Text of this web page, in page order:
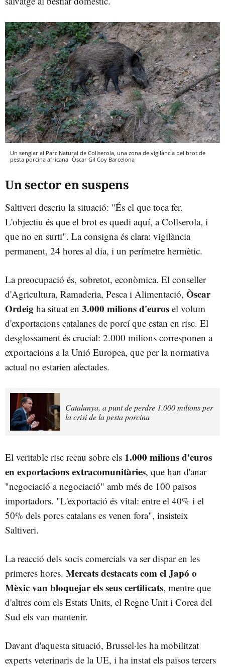
Un senglar al Parc Natural de Collserola, una zona de vigilància pel brot de
pesta porcina africana Òscar Gil Coy Barcelona
Un sector en suspens
Saltiveri descriu la situació: "És el que toca fer.
L'objectiu és que el brot es quedi aquí, a Collserola, i
que no en surti". La consigna és clara: vigilància
permanent, 24 hores al dia, i un perímetre hermètic.
La preocupació és, sobretot, econòmica. El conseller
d'Agricultura, Ramaderia, Pesca i Alimentació, Òscar
Ordeig ha situat en 3.000 milions d'euros el volum
d'exportacions catalanes de porcí que estan en risc. El
desglossament és crucial: 2.000 milions corresponen a
exportacions a la Unió Europea, que per la normativa
actual no estarien afectades.
Catalunya, a punt de perdre 1.000 milions per
la crisi de la pesta porcina
El veritable risc recau sobre els 1.000 milions d'euros
en exportacions extracomunitàries, que han d'anar
"negociació a negociació" amb més de 100 països
importadors. "L'exportació és vital: entre el 40% i el
50% dels porcs catalans es venen fora", insisteix
Saltiveri.
La reacció dels socis comercials va ser dispar en les
primeres hores. Mercats destacats com el Japó o
Mèxic van bloquejar els seus certificats, mentre que
d'altres com els Estats Units, el Regne Unit i Corea del
Sud els van mantenir.
Davant d'aquesta situació, Brussel·les ha mobilitzat
experts veterinaris de la UE, i ha instat els països tercers